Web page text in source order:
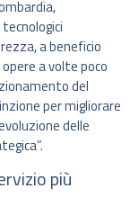
a beneficio
a volte poco
del
per migliorare
delle
più